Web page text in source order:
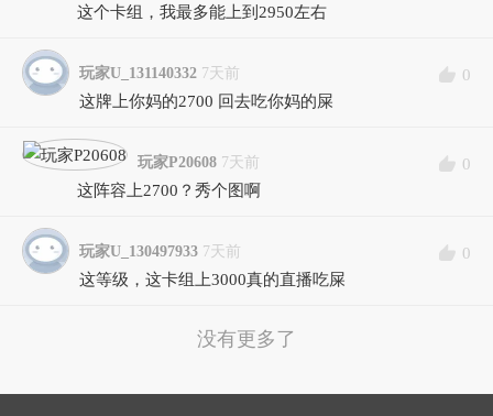
这个卡组，我最多能上到2950左右
玩家U_131140332 7天前
0
这牌上你妈的2700 回去吃你妈的屎
玩家P20608 7天前
0
这阵容上2700？秀个图啊
玩家U_130497933 7天前
0
这等级，这卡组上3000真的直播吃屎
没有更多了